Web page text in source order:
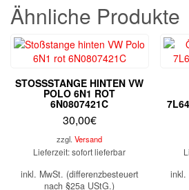
Ähnliche Produkte
STOSSSTANGE HINTEN VW P
OLO 6N1 ROT 6
N0807421C
30,00€
zzgl.Versand
Lieferzeit: sofort lieferbar
inkl. MwSt. (differenzbesteuert
nach §25a UStG.)
inkl.